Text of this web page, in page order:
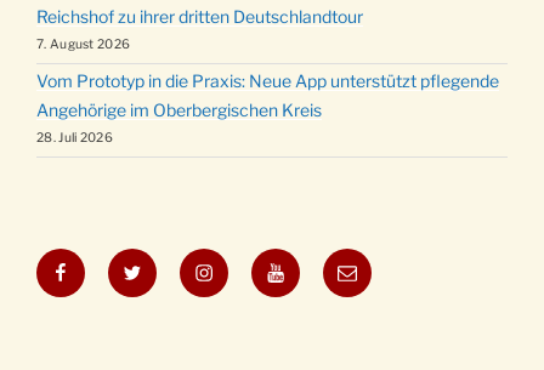
Reichshof zu ihrer dritten Deutschlandtour
7. August 2026
Vom Prototyp in die Praxis: Neue App unterstützt pflegende
Angehörige im Oberbergischen Kreis
28. Juli 2026
FacebookTwitter InstagramYouTubeE-
Mail